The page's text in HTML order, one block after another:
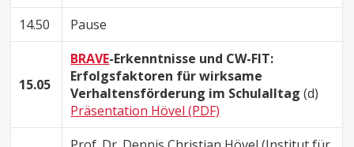
14.50
Pause
15.05
BRAVE-Erkenntnisse und CW-FIT:
Erfolgsfaktoren für wirksame
Verhaltensförderung im Schulalltag(d)
Präsentation Hövel (PDF)